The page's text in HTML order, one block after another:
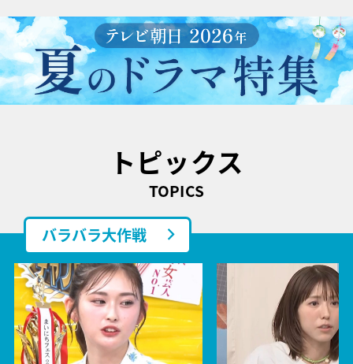
トピックス
TOPICS
バラバラ大作戦